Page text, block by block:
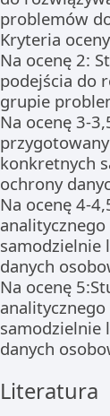
problemów
Kryteria
Na ocenę 2:
podejścia do
grupie
Na ocenę 3-
konkretnych
ochrony
Na ocenę 4-
samodzielnie
danych
Na ocenę
samodzielnie
danych
Literatura